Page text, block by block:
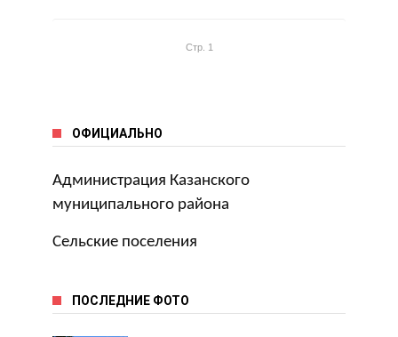
Стр. 1
ОФИЦИАЛЬНО
Администрация Казанского
муниципального района
Сельские поселения
ПОСЛЕДНИЕ ФОТО